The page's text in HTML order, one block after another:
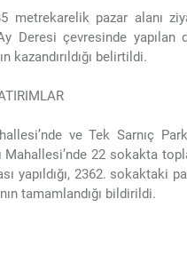
metrekarelik pazar alanı
Ay Deresi çevresinde
kazandırıldığı belirtildi.
ve Tek Sarnıç
Mahallesi’nde 22 sokakta
yapıldığı, 2362. sokaktaki
tamamlandığı bildirildi.